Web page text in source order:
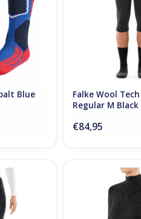
Blue
Falke Wool
Regular M Black
€84,95
4 Tights
Falke Wool Tech
W Black
ADD TO